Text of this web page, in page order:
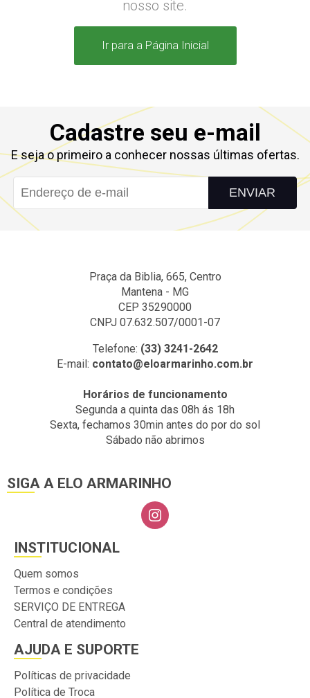
nosso site.
Ir para a Página Inicial
Cadastre seu e-mail
E seja o primeiro a conhecer nossas últimas ofertas.
ENVIAR
Praça da Biblia, 665, Centro
Mantena - MG
CEP 35290000
CNPJ 07.632.507/0001-07
Telefone: (33) 3241-2642
E-mail: contato@eloarmarinho.com.br
Horários de funcionamento
Segunda a quinta das 08h ás 18h
Sexta, fechamos 30min antes do por do sol
Sábado não abrimos
SIGA A ELO ARMARINHO
INSTITUCIONAL
Quem somos
Termos e condições
SERVIÇO DE ENTREGA
Central de atendimento
AJUDA E SUPORTE
Políticas de privacidade
Política de Troca